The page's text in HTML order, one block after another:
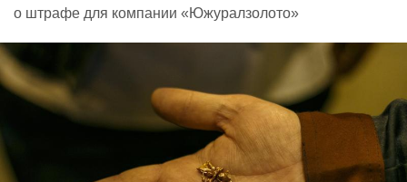
о штрафе для компании «Южуралзолото»